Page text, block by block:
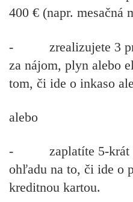
400 € (napr. mesačná
- zrealizujete 3
za nájom, plyn alebo
tom, či ide o inkaso
alebo
- zaplatíte 5-krát
ohľadu na to, či ide o
kreditnou kartou.